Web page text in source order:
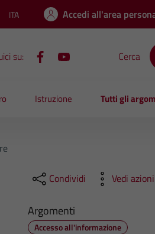
Lingua attiva:
ITA Accedi all'area
su: Cerca
Istruzione Tutti gli
Condividi Vedi azioni
Argomenti
Accesso all'informazione